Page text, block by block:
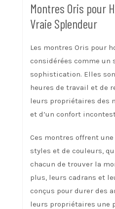
Montres Oris pour
Vraie Splendeur
Les montres Oris pour
considérées comme un
sophistication. Elles
heures de travail et de
leurs propriétaires des
et d’un confort
Ces montres offrent
styles et de couleurs,
chacun de trouver la
plus, leurs cadrans et
conçus pour durer des
leurs propriétaires une